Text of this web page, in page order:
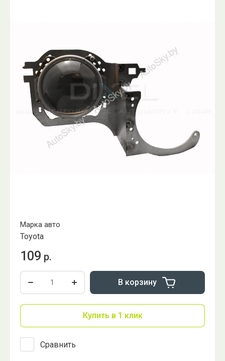
Марка авто
Toyota
109 р.
В корзину
Купить в 1 клик
Сравнить